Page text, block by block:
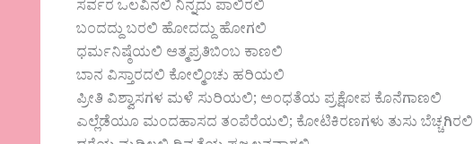
ಸರ್ವರ ಒಲವಿನಲಿ ನಿನ್ನದು ಪಾಲಿರಲಿ
ಬಂದದ್ದು ಬರಲಿ ಹೋದದ್ದು ಹೋಗಲಿ
ಧರ್ಮನಿಷ್ಠೆಯಲಿ ಆತ್ಮಪ್ರತಿಬಿಂಬ ಕಾಣಲಿ
ಬಾನ ವಿಸ್ತಾರದಲಿ ಕೋಲ್ಮಿಂಚು ಹರಿಯಲಿ
ಪ್ರೀತಿ ವಿಶ್ವಾಸಗಳ ಮಳೆ ಸುರಿಯಲಿ; ಅಂಧತೆಯ ಪ್ರಕ್ಷೋಪ ಕೊನೆಗಾಣಲಿ
ಎಲ್ಲೆಡೆಯೂ ಮಂದಹಾಸದ ತಂಪೆರೆಯಲಿ; ಕೋಟಿಕಿರಣಗಳು ತುಸು ಬೆಚ್ಚಗಿರಲಿ